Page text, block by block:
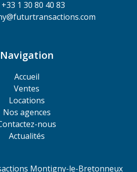
+33 1 30 80 40 83
Navigation
Accueil
Ventes
Locations
Nos agences
nous
Actualités
Montigny-le-Bretonneux